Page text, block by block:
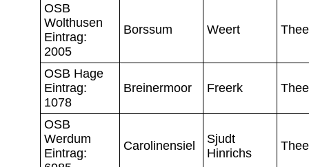
OSB
Wolthusen
Eintrag:
2005
Borssum Weert
OSB Hage
Eintrag:
1078
Breinermoor Freerk
OSB
Werdum
Eintrag:
Carolinensiel
Sjudt
Hinrichs